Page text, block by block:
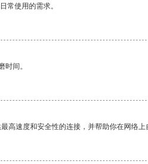
常使用的需求。
时间。
高速度和安全性的连接，并帮助你在网络上